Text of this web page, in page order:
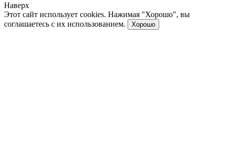
Наверх
Этот сайт использует cookies. Нажимая "Хорошо", вы
соглашаетесь с их использованием.
Хорошо